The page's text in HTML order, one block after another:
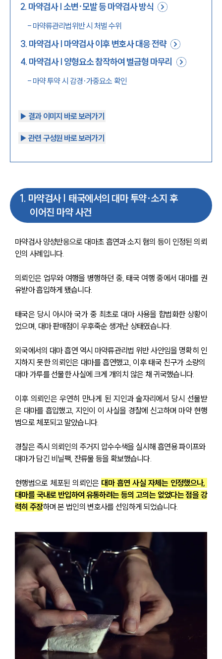
2. 마약검사 | 소변·모발 등 마약검사 방식
- 마약류관리법위반 시 처벌 수위
3. 마약검사 | 마약검사 이후 변호사 대응 전략
4. 마약검사 | 양형요소 참작하여 벌금형 마무리
- 마약 투약 시 감경·가중요소 확인
▶︎ 결과 이미지 바로 보러가기
▶︎ 관련 구성원 바로 보러가기
1. 마약검사 | 태국에서의 대마 투약·소지 후
이어진 마약 사건
마약검사 양성반응으로 대마초 흡연과 소지 혐의 등이 인정된 의뢰
인의 사례입니다.
의뢰인은 업무와 여행을 병행하던 중, 태국 여행 중에서 대마를 권
유받아 흡입하게 됐습니다.
태국은 당시 아시아 국가 중 최초로 대마 사용을 합법화한 상황이
었으며, 대마 판매점이 우후죽순 생겨난 상태였습니다.
외국에서의 대마 흡연 역시 마약류관리법 위반 사안임을 명확히 인
지하지 못한 의뢰인은 대마를 흡연했고, 이후 태국 친구가 소량의
대마 가루를 선물한 사실에 크게 개의치 않은 채 귀국했습니다.
이후 의뢰인은 우연히 만나게 된 지인과 술자리에서 당시 선물받
은 대마를 흡입했고, 지인이 이 사실을 경찰에 신고하며 마약 현행
범으로 체포되고 말았습니다.
경찰은 즉시 의뢰인의 주거지 압수수색을 실시해 흡연용 파이프와
대마가 담긴 비닐팩, 잔류물 등을 확보했습니다.
현행범으로 체포된 의뢰인은 대마 흡연 사실 자체는 인정했으나,
대마를 국내로 반입하여 유통하려는 등의 고의는 없었다는 점을 강
력히 주장하며 본 법인의 변호사를 선임하게 되었습니다.